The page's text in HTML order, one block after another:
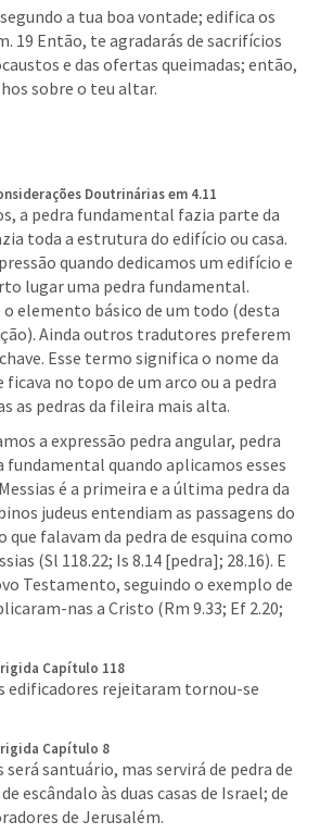
segundo a tua boa vontade; edifica os
19 Então, te agradarás de sacrifícios
e das ofertas queimadas; então,
sobre o teu altar.
Doutrinárias em 4.11
a pedra fundamental fazia parte da
toda a estrutura do edifício ou casa.
quando dedicamos um edifício e
lugar uma pedra fundamental.
elemento básico de um todo (desta
Ainda outros tradutores preferem
Esse termo significa o nome da
ficava no topo de um arco ou a pedra
as pedras da fileira mais alta.
a expressão pedra angular, pedra
fundamental quando aplicamos esses
é a primeira e a última pedra da
judeus entendiam as passagens do
falavam da pedra de esquina como
(Sl 118.22; Is 8.14 [pedra]; 28.16). E
Testamento, seguindo o exemplo de
nas a Cristo (Rm 9.33; Ef 2.20;
Capítulo 118
edificadores rejeitaram tornou-se
Capítulo 8
será santuário, mas servirá de pedra de
escândalo às duas casas de Israel; de
de Jerusalém.